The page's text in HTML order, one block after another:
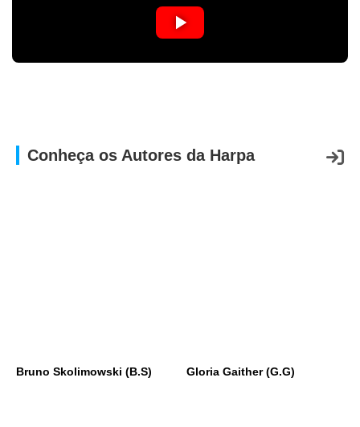
Conheça os Autores da Harpa
Bruno Skolimowski (B.S) Gloria Gaither (G.G)